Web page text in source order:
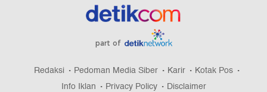
part of
Redaksi Pedoman Media Siber Karir
Kotak Pos
Info Iklan
Privacy Policy Disclaimer